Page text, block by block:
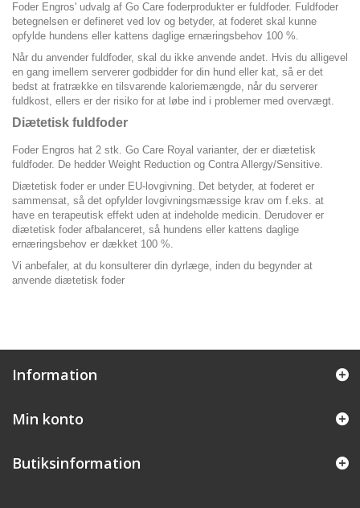
Foder Engros' udvalg af Go Care foderprodukter er fuldfoder. Fuldfoder
betegnelsen er defineret ved lov og betyder, at foderet skal kunne
opfylde hundens eller kattens daglige ernæringsbehov 100 %.
Når du anvender fuldfoder, skal du ikke anvende andet. Hvis du alligevel
en gang imellem serverer godbidder for din hund eller kat, så er det
bedst at fratrække en tilsvarende kaloriemængde, når du serverer
fuldkost, ellers er der risiko for at løbe ind i problemer med overvægt.
Diætetisk fuldfoder
Foder Engros hat 2 stk. Go Care Royal varianter, der er diætetisk
fuldfoder. De hedder Weight Reduction og Contra Allergy/Sensitive.
Diætetisk foder er under EU-lovgivning. Det betyder, at foderet er
sammensat, så det opfylder lovgivningsmæssige krav om f.eks. at
have en terapeutisk effekt uden at indeholde medicin. Derudover er
diætetisk foder afbalanceret, så hundens eller kattens daglige
ernæringsbehov er dækket 100 %.
Vi anbefaler, at du konsulterer din dyrlæge, inden du begynder at
anvende diætetisk foder
Information
Min konto
Butiksinformation